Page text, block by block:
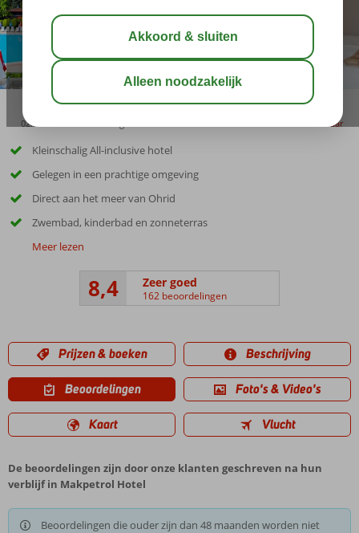
02:30 bewaar
Kleinschalig All-inclusive hotel
Gelegen in een prachtige omgeving
Direct aan het meer van Ohrid
Zwembad, kinderbad en zonneterras
Meer lezen
8,4 Zeer goed
162 beoordelingen
Prijzen & boeken Beschrijving
Beoordelingen Foto's & Video's
Kaart Vlucht
De beoordelingen zijn door onze klanten geschreven na hun
verblijf in Makpetrol Hotel
Beoordelingen die ouder zijn dan 48 maanden worden niet